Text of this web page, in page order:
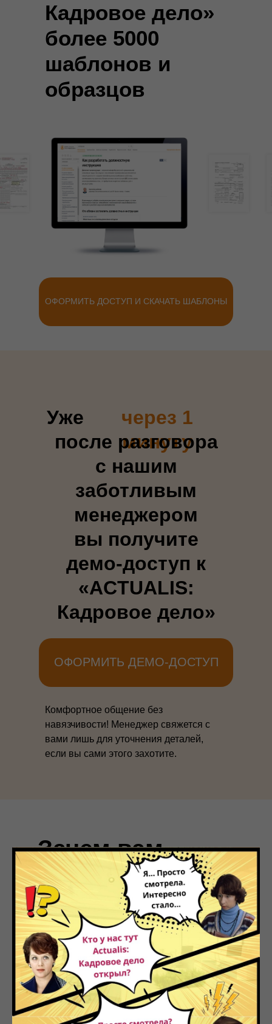
Кадровое дело»
более 5000
шаблонов и
образцов
ОФОРМИТЬ ДОСТУП И СКАЧАТЬ ШАБЛОНЫ
через 1
минуту
Уже
менеджером
доступ к
после разговора с
ОФОРМИТЬ ДЕМО-ДОСТУП
Комфортное общение без
навязчивости! Менеджер свяжется с
вами лишь для уточнения деталей,
если вы сами этого захотите.
после разговора
с нашим
заботливым
менеджером
вы получите
демо-доступ к
«ACTUALIS:
Кадровое дело»
Зачем вам
нужна система
«ACTUALIS:
Кадровое дело»
Наша справочная система